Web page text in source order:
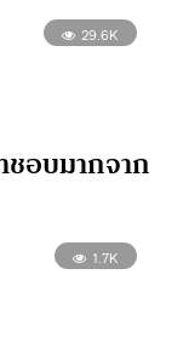
29.6K
ชอบมากจาก
1.7K